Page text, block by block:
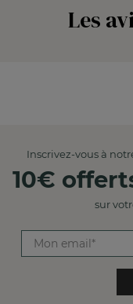
Les
Inscrivez-vous à
10€
sur